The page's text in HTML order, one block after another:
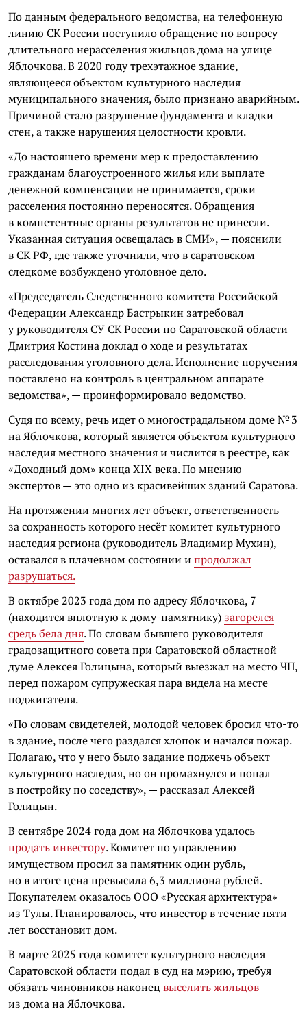
По данным федерального ведомства, на телефонную
линию СК России поступило обращение по вопросу
длительного нерасселения жильцов дома на улице
Яблочкова. В 2020 году трехэтажное здание,
являющееся объектом культурного наследия
муниципального значения, было признано аварийным.
Причиной стало разрушение фундамента и кладки
стен, а также нарушения целостности кровли.
«До настоящего времени мер к предоставлению
гражданам благоустроенного жилья или выплате
денежной компенсации не принимается, сроки
расселения постоянно переносятся. Обращения
в компетентные органы результатов не принесли.
Указанная ситуация освещалась в СМИ», — пояснили
в СК РФ, где также уточнили, что в саратовском
следкоме возбуждено уголовное дело.
«Председатель Следственного комитета Российской
Федерации Александр Бастрыкин затребовал
у руководителя СУ СК России по Саратовской области
Дмитрия Костина доклад о ходе и результатах
расследования уголовного дела. Исполнение поручения
поставлено на контроль в центральном аппарате
ведомства», — проинформировало ведомство.
Судя по всему, речь идет о многострадальном доме № 3
на Яблочкова, который является объектом культурного
наследия местного значения и числится в реестре, как
«Доходный дом» конца XIX века. По мнению
экспертов — это одно из красивейших зданий Саратова.
На протяжении многих лет объект, ответственность
за сохранность которого несёт комитет культурного
наследия региона (руководитель Владимир Мухин),
оставался в плачевном состоянии и продолжал
разрушаться.
В октябре 2023 года дом по адресу Яблочкова, 7
(находится вплотную к дому-памятнику) загорелся
средь бела дня. По словам бывшего руководителя
градозащитного совета при Саратовской областной
думе Алексея Голицына, который выезжал на место ЧП,
перед пожаром супружеская пара видела на месте
поджигателя.
«По словам свидетелей, молодой человек бросил что-то
в здание, после чего раздался хлопок и начался пожар.
Полагаю, что у него было задание поджечь объект
культурного наследия, но он промахнулся и попал
в постройку по соседству», — рассказал Алексей
Голицын.
В сентябре 2024 года дом на Яблочкова удалось
продать инвестору. Комитет по управлению
имуществом просил за памятник один рубль,
но в итоге цена превысила 6,3 миллиона рублей.
Покупателем оказалось ООО «Русская архитектура»
из Тулы. Планировалось, что инвестор в течение пяти
лет восстановит дом.
В марте 2025 года комитет культурного наследия
Саратовской области подал в суд на мэрию, требуя
обязать чиновников наконецвыселить жильцов
из дома на Яблочкова.